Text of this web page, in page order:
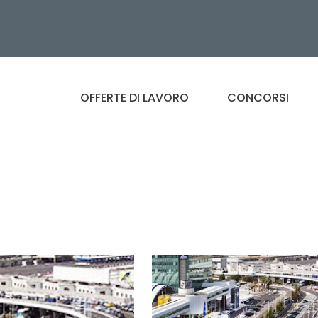
OFFERTE DI LAVORO CONCORSI